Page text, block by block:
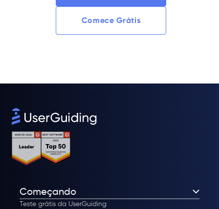
Comece Grátis
Começando
Teste grátis da UserGuiding